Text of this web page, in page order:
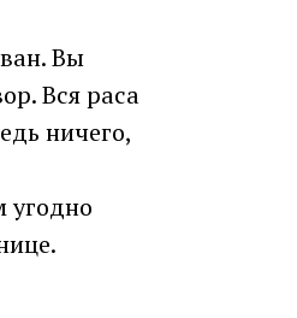
Вы
Вся раса
ничего,
угодно